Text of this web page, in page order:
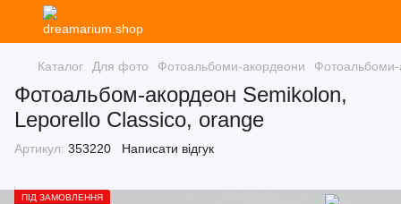
Каталог Для фото Фотоальбоми-акордеони
Фотоальбом-акордеон Semikolon,
Leporello Classico, orange
Артикул: 353220 Написати відгук
ПІД ЗАМОВЛЕННЯ